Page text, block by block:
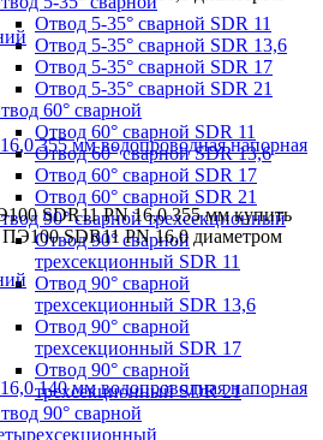
Отвод 5-35° сварной SDR 11
Отвод 5-35° сварной SDR 13,6
Отвод 5-35° сварной SDR 17
Отвод 5-35° сварной SDR 21
60° сварной
Отвод 60° сварной SDR 11
Отвод 60° сварной SDR 13,6
Отвод 60° сварной SDR 17
Отвод 60° сварной SDR 21
90° сварной трехсекционный
Отвод 90° сварной
трехсекционный SDR 11
Отвод 90° сварной
трехсекционный SDR 13,6
Отвод 90° сварной
трехсекционный SDR 17
Отвод 90° сварной
трехсекционный SDR 21
90° сварной
355 мм водопроводная напорная
SDR11 PN 16,0 355 мм купить
SDR11 PN 16,0 диаметром
140 мм водопроводная напорная